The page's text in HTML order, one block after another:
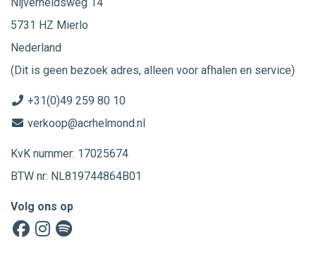
5731 HZ Mierlo
Nederland
(Dit is geen bezoek adres, alleen voor afhalen en service)
+31(0)49 259 80 10
verkoop@acrhelmond.nl
KvK nummer: 17025674
BTW nr: NL819744864B01
Volg ons op